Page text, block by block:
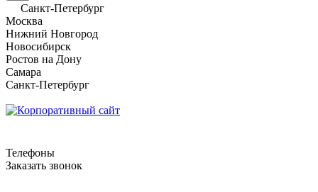
Санкт-Петербург
Москва
Нижний Новгород
Новосибирск
Ростов на Дону
Самара
Санкт-Петербург
Телефоны
Заказать звонок